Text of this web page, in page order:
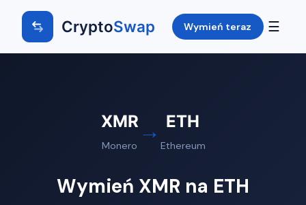
CryptoSwap Wymień teraz ☰
XMR
Monero
→ ETH
Ethereum
Wymień XMR na ETH